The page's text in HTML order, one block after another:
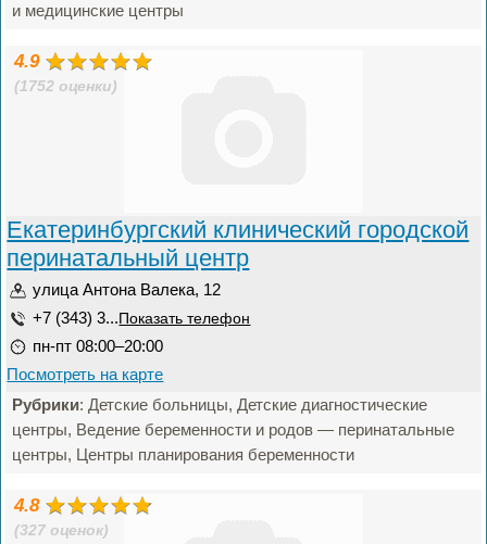
и медицинские центры
4.9
(1752 оценки)
Екатеринбургский клинический городской
перинатальный центр
улица Антона Валека, 12
+7 (343) 3... Показать телефон
пн-пт 08:00–20:00
Посмотреть на карте
Рубрики: Детские больницы, Детские диагностические
центры, Ведение беременности и родов — перинатальные
центры, Центры планирования беременности
4.8
(327 оценок)